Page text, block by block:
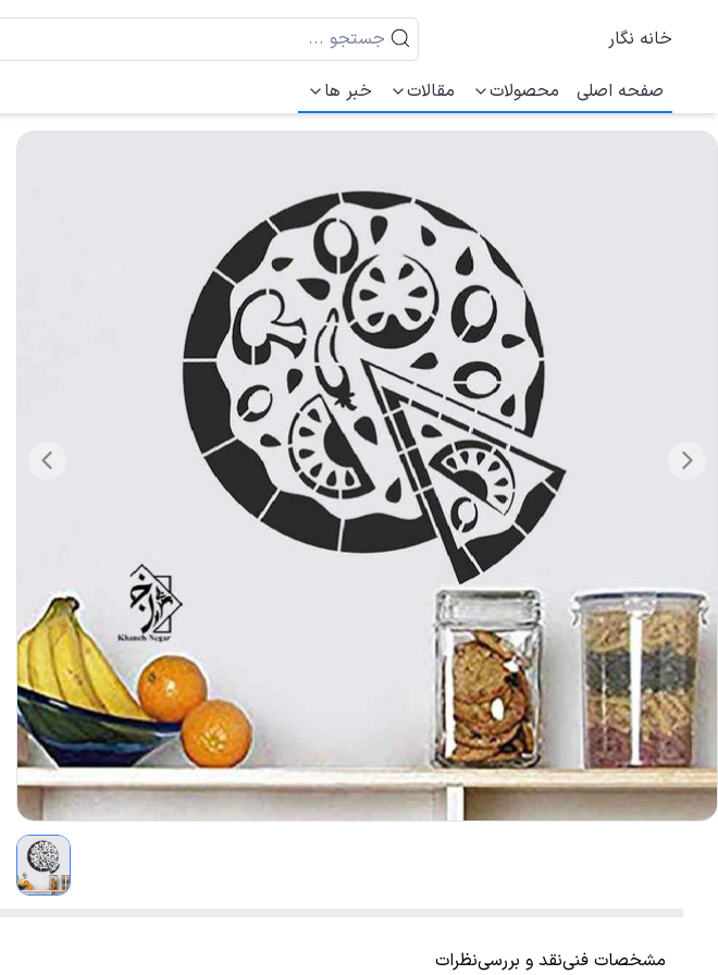
خانه نگار
صفحه اصلی
محصولات مقالات خبر ها
مشخصات فنینقد و بررسینظرات